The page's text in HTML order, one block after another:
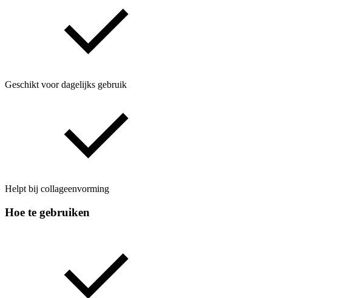
Geschikt voor dagelijks gebruik
Helpt bij collageenvorming
Hoe te gebruiken